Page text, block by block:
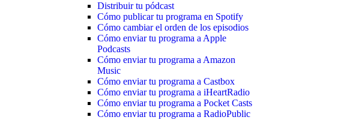
Distribuir tu pódcast
Cómo publicar tu programa en Spotify
Cómo cambiar el orden de los episodios
Cómo enviar tu programa a Apple
Podcasts
Cómo enviar tu programa a Amazon
Music
Cómo enviar tu programa a Castbox
Cómo enviar tu programa a iHeartRadio
Cómo enviar tu programa a Pocket Casts
Cómo enviar tu programa a RadioPublic